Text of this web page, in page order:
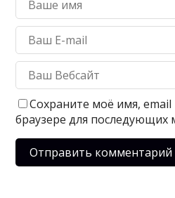
Сохраните моё имя, email
браузере для